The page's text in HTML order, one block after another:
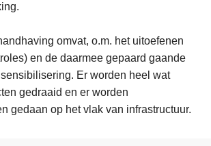
omvat, o.m. het uitoefenen
en de daarmee gepaard gaande
Er worden heel wat
gedraaid en er worden
gedaan op het vlak van infrastructuur.